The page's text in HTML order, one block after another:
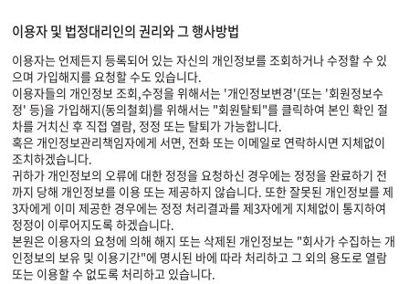
이용자 및 법정대리인의 권리와 그 행사방법
이용자는 언제든지 등록되어 있는 자신의 개인정보를 조회하거나 수정할 수 있
으며 가입해지를 요청할 수도 있습니다.
이용자들의 개인정보 조회,수정을 위해서는 '개인정보변경'(또는 '회원정보수
정' 등)을 가입해지(동의철회)를 위해서는 "회원탈퇴"를 클릭하여 본인 확인 절
차를 거치신 후 직접 열람, 정정 또는 탈퇴가 가능합니다.
혹은 개인정보관리책임자에게 서면, 전화 또는 이메일로 연락하시면 지체없이
조치하겠습니다.
귀하가 개인정보의 오류에 대한 정정을 요청하신 경우에는 정정을 완료하기 전
까지 당해 개인정보를 이용 또는 제공하지 않습니다. 또한 잘못된 개인정보를 제
3자에게 이미 제공한 경우에는 정정 처리결과를 제3자에게 지체없이 통지하여
정정이 이루어지도록 하겠습니다.
본원은 이용자의 요청에 의해 해지 또는 삭제된 개인정보는 "회사가 수집하는 개
인정보의 보유 및 이용기간"에 명시된 바에 따라 처리하고 그 외의 용도로 열람
또는 이용할 수 없도록 처리하고 있습니다.